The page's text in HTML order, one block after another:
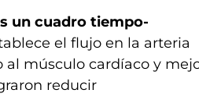
un cuadro tiempo-
el flujo en la arteria
al músculo cardíaco y
reducir